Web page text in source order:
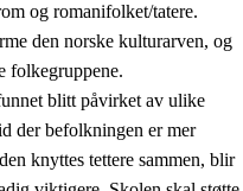
og romanifolket/tatere.
den norske kulturarven, og
folkegruppene.
blitt påvirket av ulike
der befolkningen er mer
knyttes tettere sammen, blir